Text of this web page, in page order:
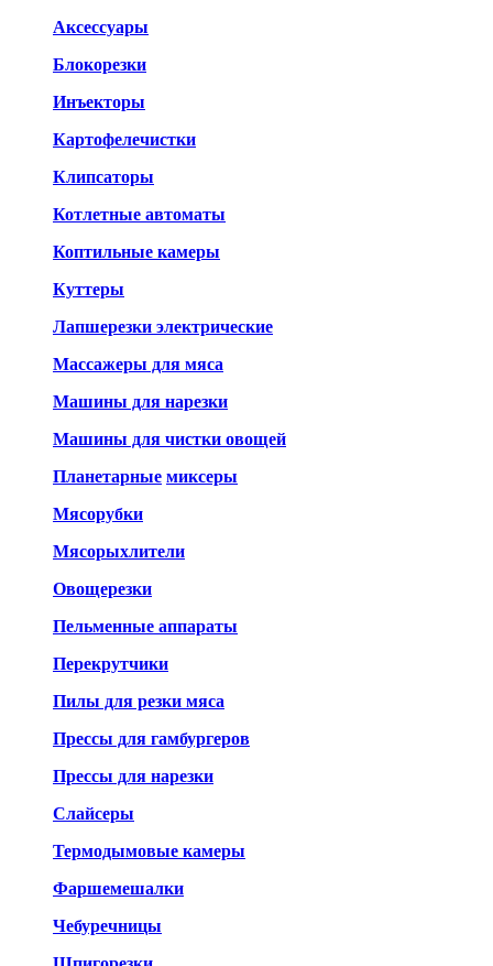
Аксессуары
Блокорезки
Инъекторы
Картофелечистки
Клипсаторы
Котлетные автоматы
Коптильные камеры
Куттеры
Лапшерезки электрические
Массажеры для мяса
Машины для нарезки
Машины для чистки овощей
Планетарные миксеры
Мясорубки
Мясорыхлители
Овощерезки
Пельменные аппараты
Перекрутчики
Пилы для резки мяса
Прессы для гамбургеров
Прессы для нарезки
Слайсеры
Термодымовые камеры
Фаршемешалки
Чебуречницы